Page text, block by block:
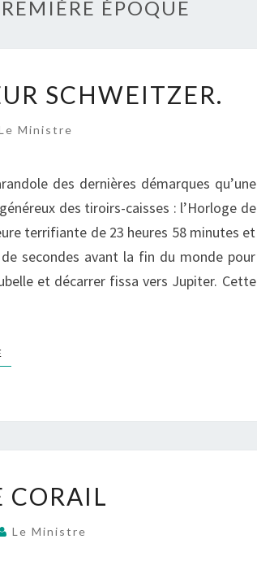
ÉPOQUE
SCHWEITZER.
Ministre
des dernières démarques qu’une
des tiroirs-caisses : l’Horloge de
terrifiante de 23 heures 58 minutes et
secondes avant la fin du monde pour
et décarrer fissa vers Jupiter. Cette
LIRE LA SUITE
CORAIL
Le Ministre